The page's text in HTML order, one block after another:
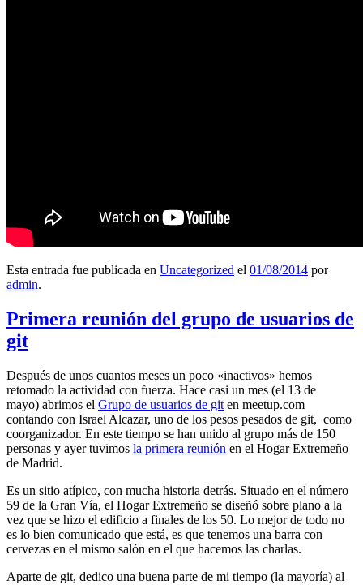
Esta entrada fue publicada en Uncategorized el 01/08/2014 por
admin.
Primera reunión del grupo de usuarios de
git
Después de unos cuantos meses un poco «inactivos» hemos
retomado la actividad con fuerza. Hace casi un mes (el 13 de
mayo) abrimos el Grupo de usuarios de git en meetup.com
contando con Israel Alcazar, uno de los pesos pesados de git, como
coorganizador. En este tiempo se han unido al grupo más de 150
personas y ayer tuvimos la primera reunión en el Hogar Extremeño
de Madrid.
Es un sitio atípico, con mucha historia detrás. Situado en el número
59 de la Gran Vía, el Hogar Extremeño se diseñó sobre plano a la
vez que se hizo el edificio a finales de los 50. Lo mejor de todo no
es lo bien comunicado que está, es que tenemos una barra con
cervezas en el mismo salón en el que hacemos las charlas.
Aparte de git, dedico una buena parte de mi tiempo (la mayoría) al